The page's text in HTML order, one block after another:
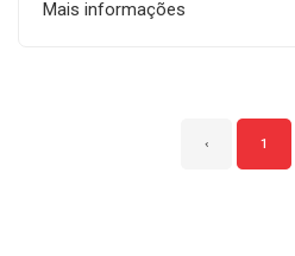
Mais informações
‹ 1